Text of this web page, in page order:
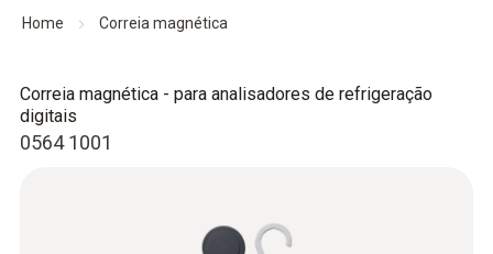
Home Correia magnética
0564 1001
Correia magnética - para analisadores de refrigeração
digitais